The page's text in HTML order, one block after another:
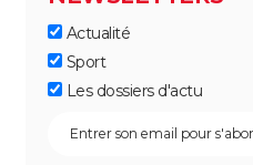
Actualité
Sport
Les dossiers d'actu